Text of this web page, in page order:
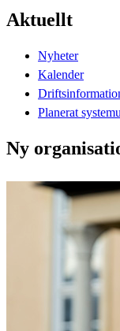
Aktuellt
Nyheter
Kalender
Planerat
Ny